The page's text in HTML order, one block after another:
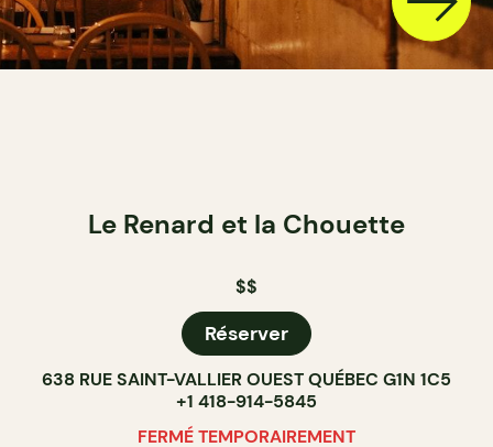
Le Renard et la Chouette
$$
Réserver
638 RUE SAINT-VALLIER OUEST QUÉBEC G1N 1C5
+1 418-914-5845
FERMÉ TEMPORAIREMENT